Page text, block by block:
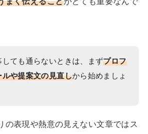
しても通らないときは、まずプロフ
ルや提案文の見直しから始めましょ
の表現や熱意の見えない文章ではス